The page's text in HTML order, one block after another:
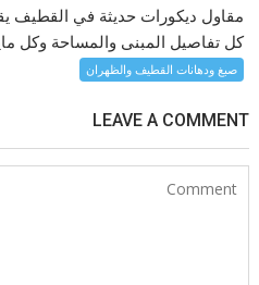
مقاول ديكورات حديثة في القطيف
كل تفاصيل المبنى والمساحة وكل
صبغ ودهانات القطيف والظهران
LEAVE A COMMENT